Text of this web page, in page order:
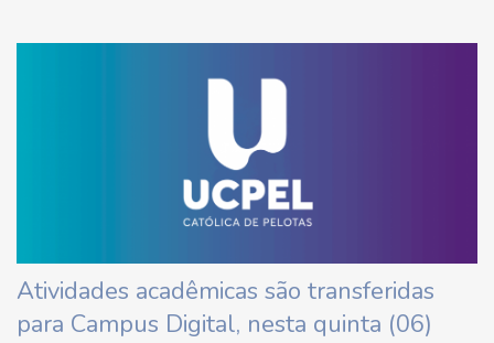
Atividades acadêmicas são transferidas
para Campus Digital, nesta quinta (06)